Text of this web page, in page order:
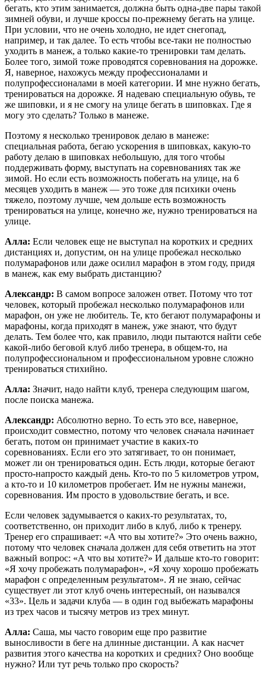
бегать, кто этим занимается, должна быть одна-две пары такой
зимней обуви, и лучше кроссы по-прежнему бегать на улице.
При условии, что не очень холодно, не идет снегопад,
например, и так далее. То есть чтобы все-таки не полностью
уходить в манеж, а только какие-то тренировки там делать.
Более того, зимой тоже проводятся соревнования на дорожке.
Я, наверное, нахожусь между профессионалами и
полупрофессионалами в моей категории. И мне нужно бегать,
тренироваться на дорожке. Я надеваю специальную обувь, те
же шиповки, и я не смогу на улице бегать в шиповках. Где я
могу это сделать? Только в манеже.
Поэтому я несколько тренировок делаю в манеже:
специальная работа, бегаю ускорения в шиповках, какую-то
работу делаю в шиповках небольшую, для того чтобы
поддерживать форму, выступать на соревнованиях так же
зимой. Но если есть возможность побегать на улице, на 6
месяцев уходить в манеж — это тоже для психики очень
тяжело, поэтому лучше, чем дольше есть возможность
тренироваться на улице, конечно же, нужно тренироваться на
улице.
Алла: Если человек еще не выступал на коротких и средних
дистанциях и, допустим, он на улице пробежал несколько
полумарафонов или даже осилил марафон в этом году, придя
в манеж, как ему выбрать дистанцию?
Александр: В самом вопросе заложен ответ. Потому что тот
человек, который пробежал несколько полумарафонов или
марафон, он уже не любитель. Те, кто бегают полумарафоны и
марафоны, когда приходят в манеж, уже знают, что будут
делать. Тем более что, как правило, люди пытаются найти себе
какой-либо беговой клуб либо тренера, в общем-то, на
полупрофессиональном и профессиональном уровне сложно
тренироваться стихийно.
Алла: Значит, надо найти клуб, тренера следующим шагом,
после поиска манежа.
Александр: Абсолютно верно. То есть это все, наверное,
происходит совместно, потому что человек сначала начинает
бегать, потом он принимает участие в каких-то
соревнованиях. Если его это затягивает, то он понимает,
может ли он тренироваться один. Есть люди, которые бегают
просто-напросто каждый день. Кто-то по 5 километров утром,
а кто-то и 10 километров пробегает. Им не нужны манежи,
соревнования. Им просто в удовольствие бегать, и все.
Если человек задумывается о каких-то результатах, то,
соответственно, он приходит либо в клуб, либо к тренеру.
Тренер его спрашивает: «А что вы хотите?» Это очень важно,
потому что человек сначала должен для себя ответить на этот
важный вопрос: «А что вы хотите?» И дальше кто-то говорит:
«Я хочу пробежать полумарафон», «Я хочу хорошо пробежать
марафон с определенным результатом». Я не знаю, сейчас
существует ли этот клуб очень интересный, он назывался
«33». Цель и задачи клуба — в один год выбежать марафоны
из трех часов и тысячу метров из трех минут.
Алла: Саша, мы часто говорим еще про развитие
выносливости в беге на длинные дистанции. А как насчет
развития этого качества на коротких и средних? Оно вообще
нужно? Или тут речь только про скорость?